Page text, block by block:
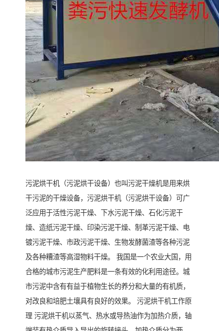
污泥烘干机（污泥烘干设备）也叫污泥干燥机是用来烘
干污泥的干燥设备，污泥烘干机（污泥烘干设备）可广
泛应用于活性污泥干燥、下水污泥干燥、石化污泥干
燥、造纸污泥干燥、印染污泥干燥、制革污泥干燥、电
镀污泥干燥、市政污泥干燥、生物发酵菌渣等各种污泥
及各种糟渣等高湿物料干燥。 我国是一个农业大国，用
合格的城市污泥生产肥料是一条有效的化利用途径。城
市污泥中含有有益于植物生长的养分和大量的有机质，
对改良和培肥土壤具有良好的效果。 污泥烘干机工作原
理 污泥烘干机以蒸气、热水或导热油作为加热介质，轴